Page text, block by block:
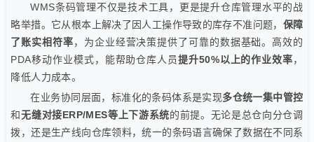
WMS条码管理不仅是技术工具，更是提升仓库管理水平的战
略举措。它从根本上解决了因人工操作导致的库存不准问题， 保障
了账实相符率，为企业经营决策提供了可靠的数据基础。高效的
PDA移动作业模式，能帮助仓库人员提升50%以上的作业效率，
降低人力成本。
在业务协同层面，标准化的条码体系是实现多仓统一集中管控
和无缝对接ERP/MES等上下游系统的前提。无论是总仓向分仓调
拨，还是生产线向仓库领料，统一的条码语言确保了数据在不同系